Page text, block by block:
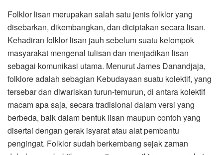
Folklor lisan merupakan salah satu jenis folklor yang
disebarkan, dikembangkan, dan diciptakan secara lisan.
Kehadiran folklor lisan jauh sebelum suatu kelompok
masyarakat mengenal tulisan dan menjadikan lisan
sebagai komunikasi utama. Menurut James Danandjaja,
folklore adalah sebagian Kebudayaan suatu kolektif, yang
tersebar dan diwariskan turun-temurun, di antara kolektif
macam apa saja, secara tradisional dalam versi yang
berbeda, baik dalam bentuk lisan maupun contoh yang
disertai dengan gerak isyarat atau alat pembantu
pengingat. Folklor sudah berkembang sejak zaman